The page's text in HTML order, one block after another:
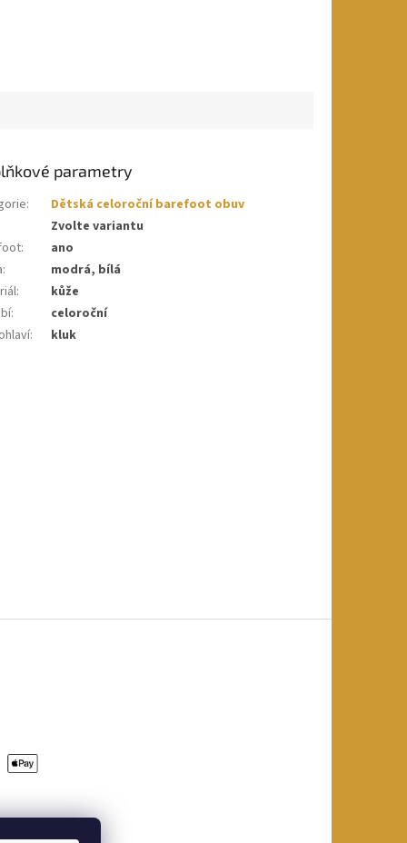
parametry
:
Dětská celoroční barefoot obuv
Zvolte variantu
:
ano
:
modrá, bílá
:
kůže
:
celoroční
: kluk